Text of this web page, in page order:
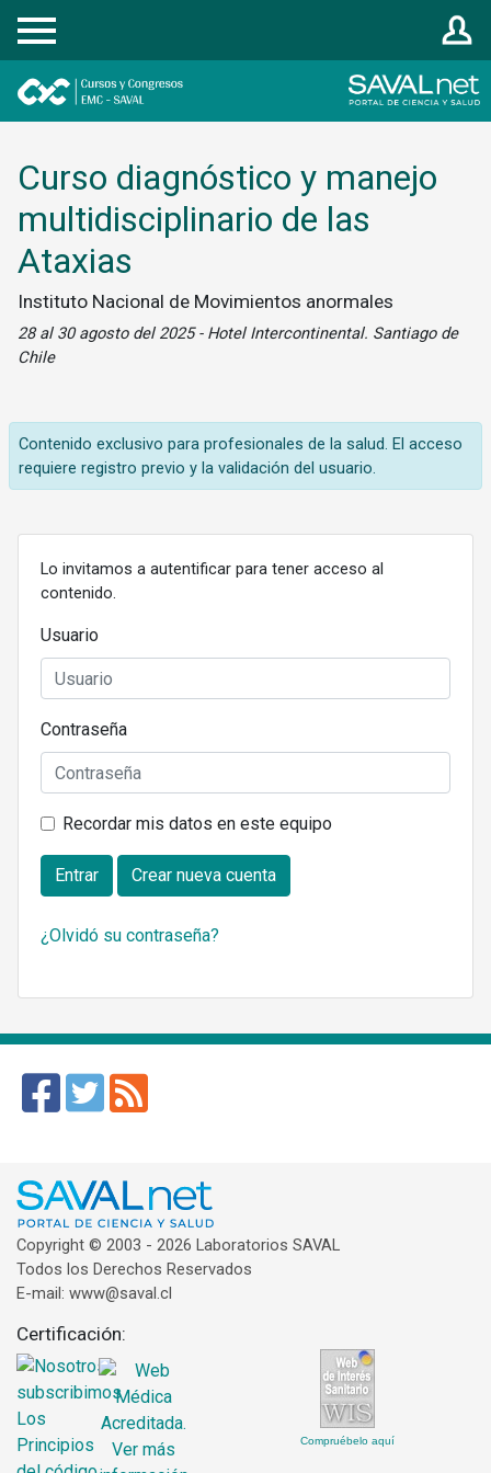
Registrarse
Curso diagnóstico y manejo
multidisciplinario de las
Ataxias
Instituto Nacional de Movimientos anormales
28 al 30 agosto del 2025 - Hotel Intercontinental. Santiago de
Chile
Contenido exclusivo para profesionales de la salud. El acceso
requiere registro previo y la validación del usuario.
Lo invitamos a autentificar para tener acceso al
contenido.
Usuario
Contraseña
Recordar mis datos en este equipo
Entrar Crear nueva cuenta
¿Olvidó su contraseña?
Copyright © 2003 - 2026 Laboratorios SAVAL
Todos los Derechos Reservados
E-mail: www@saval.cl
Certificación:
Compruébelo aquí